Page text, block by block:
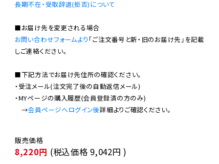
長期不在・受取辞退(拒否)について
お問い合わせフォームより 「ご注文番号と新・旧のお届け先」を記載
しご連絡ください。
■下記方法でお届け先住所の確認ください。
・受注メール(注文完了後の自動返信メール)
・MYページの購入履歴(会員登録済の方のみ)
→会員ページへログイン後
8,220円 (税込価格 9,042円 )